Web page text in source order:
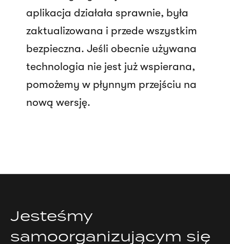
aplikacja działała sprawnie, była
zaktualizowana i przede wszystkim
bezpieczna. Jeśli obecnie używana
technologia nie jest już wspierana,
pomożemy w płynnym przejściu na
nową wersję.
Jesteśmy
samoorganizującym się